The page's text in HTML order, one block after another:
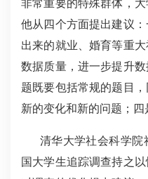
非常重要的特殊群体，大
他从四个方面提出建议
出来的就业、婚育等重
数据质量，进一步提升
题既要包括常规的题目
新的变化和新的问题；四
清华大学社会科学院
国大学生追踪调查持之